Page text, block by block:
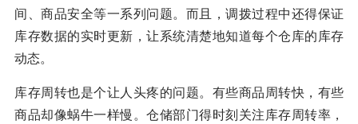
间、商品安全等一系列问题。而且，调拨过程中还得保证
库存数据的实时更新，让系统清楚地知道每个仓库的库存
动态。
库存周转也是个让人头疼的问题。有些商品周转快，有些
商品却像蜗牛一样慢。仓储部门得时刻关注库存周转率，